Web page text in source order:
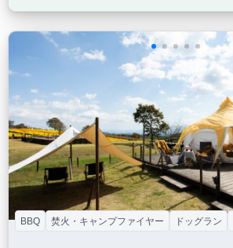
BBQ 焚火・キャンプファイヤー ドッグラン